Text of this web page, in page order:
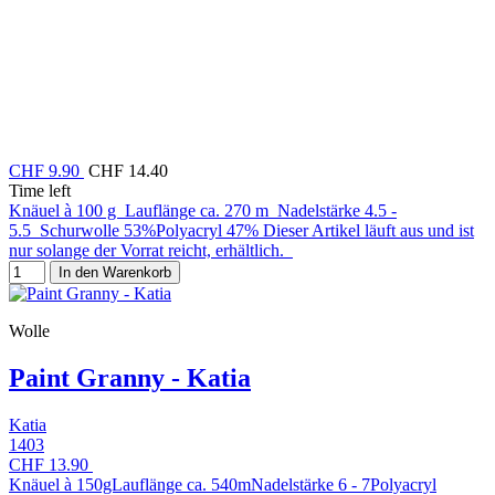
CHF 9.90 CHF 14.40
Time left
Knäuel à 100 g Lauflänge ca. 270 m Nadelstärke 4.5 -
5.5 Schurwolle 53%Polyacryl 47% Dieser Artikel läuft aus und ist
nur solange der Vorrat reicht, erhältlich.
In den Warenkorb
Wolle
Paint Granny - Katia
Katia
1403
CHF 13.90
Knäuel à 150gLauflänge ca. 540mNadelstärke 6 - 7Polyacryl